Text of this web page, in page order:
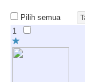
Pilih semua
1